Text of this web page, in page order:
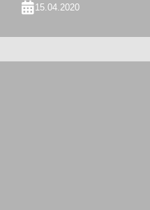
15.04.2020